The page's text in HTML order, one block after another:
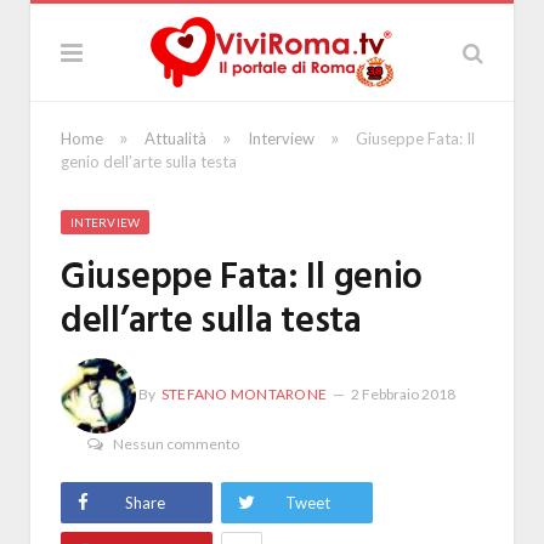
Home » Attualità » Interview »
Giuseppe Fata: Il
genio dell’arte sulla testa
INTERVIEW
Giuseppe Fata: Il genio
dell’arte sulla testa
By STEFANO MONTARONE 2 Febbraio 2018
Nessun commento
Share Tweet